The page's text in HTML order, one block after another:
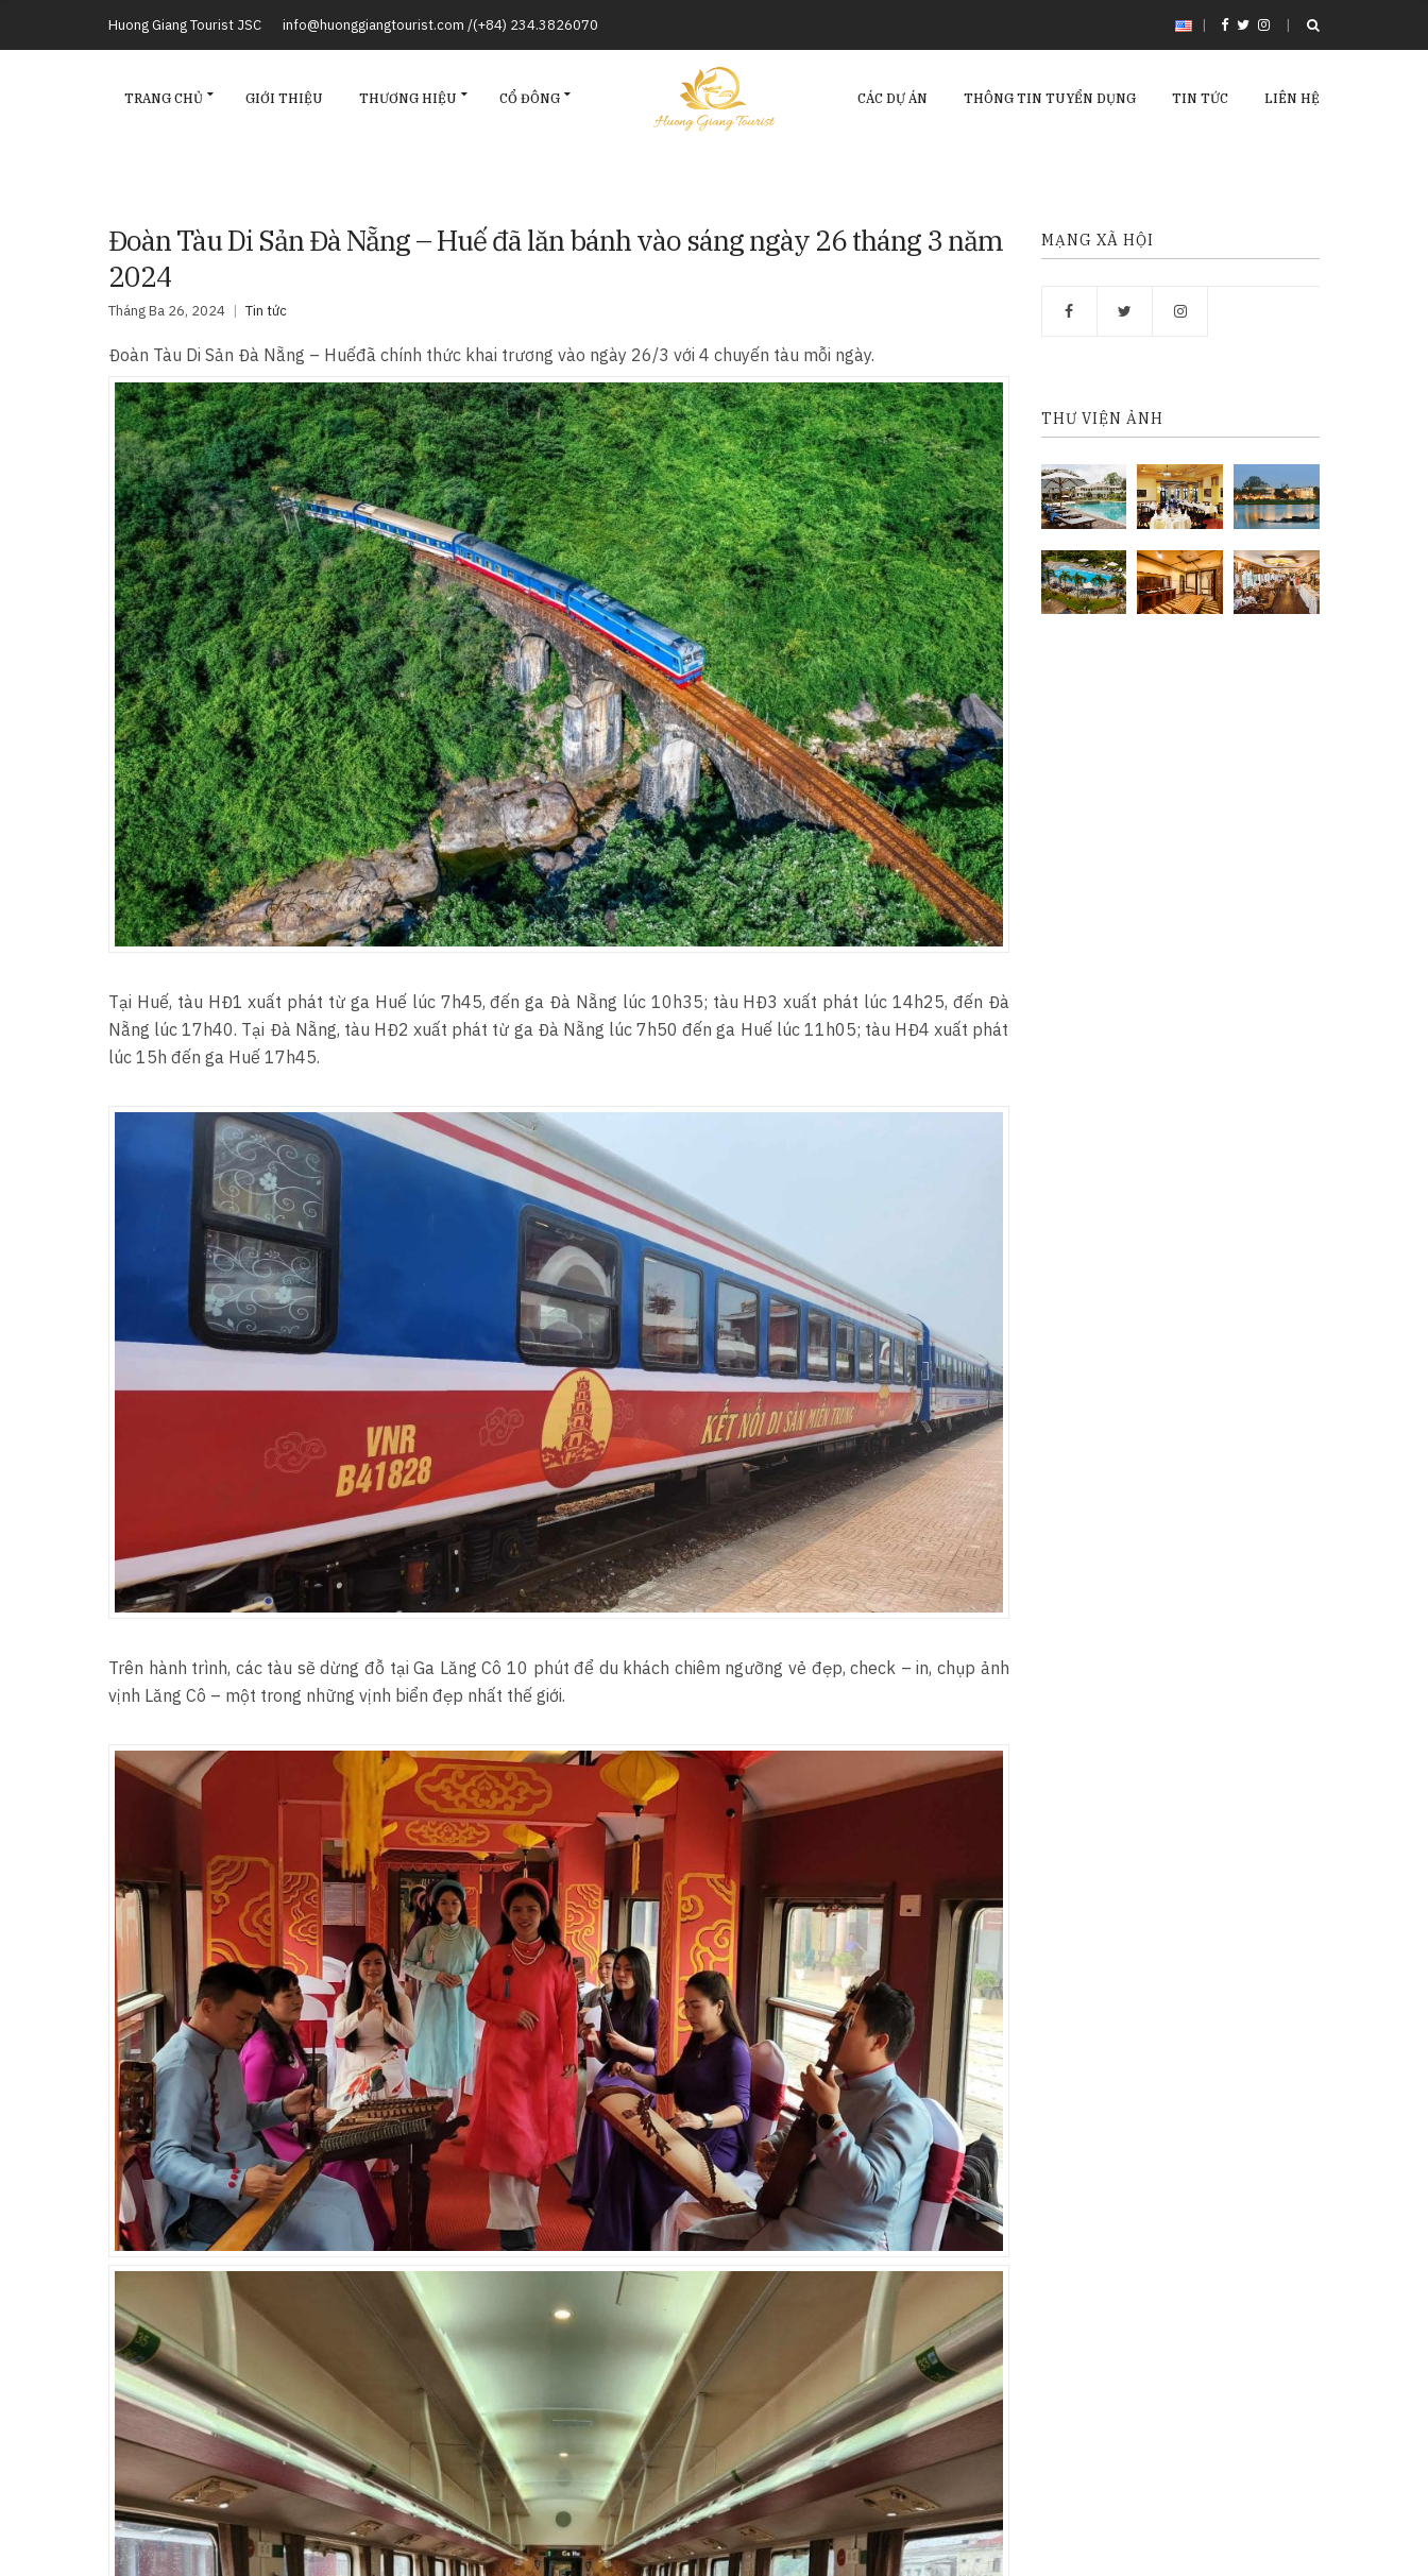
Huong Giang Tourist JSC info@huonggiangtourist.com /(+84) 234.3826070 |
TRANG CHỦ GIỚI THIỆU THƯƠNG HIỆU CỔ ĐÔNG CÁC DỰ ÁN THÔNG TIN TUYỂN DỤNG TIN TỨC LIÊN HỆ
Đoàn Tàu Di Sản Đà Nẵng – Huế đã lăn bánh vào sáng ngày 26 tháng 3 năm
2024
Tháng Ba 26, 2024 Tin tức
Đoàn Tàu Di Sản Đà Nẵng – Huếđã chính thức khai trương vào ngày 26/3 với 4 chuyến tàu mỗi ngày.
Tại Huế, tàu HĐ1 xuất phát từ ga Huế lúc 7h45, đến ga Đà Nẵng lúc 10h35; tàu HĐ3 xuất phát lúc 14h25, đến Đà
Nẵng lúc 17h40. Tại Đà Nẵng, tàu HĐ2 xuất phát từ ga Đà Nẵng lúc 7h50 đến ga Huế lúc 11h05; tàu HĐ4 xuất phát
lúc 15h đến ga Huế 17h45.
Trên hành trình, các tàu sẽ dừng đỗ tại Ga Lăng Cô 10 phút để du khách chiêm ngưỡng vẻ đẹp, check – in, chụp ảnh
vịnh Lăng Cô – một trong những vịnh biển đẹp nhất thế giới.
MẠNG XÃ HỘI
THƯ VIỆN ẢNH